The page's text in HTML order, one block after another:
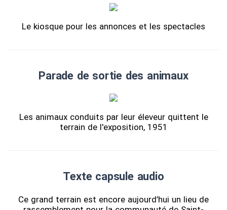
Le kiosque pour les annonces et les spectacles
Parade de sortie des animaux
Les animaux conduits par leur éleveur quittent le
terrain de l'exposition, 1951
Texte capsule audio
Ce grand terrain est encore aujourd’hui un lieu de